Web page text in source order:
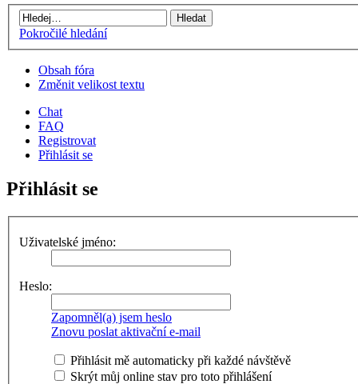
Pokročilé hledání
Obsah fóra
Změnit velikost textu
Chat
FAQ
Registrovat
Přihlásit se
Přihlásit se
Uživatelské jméno:
Heslo:
Zapomněl(a) jsem heslo
Znovu poslat aktivační e-mail
Přihlásit mě automaticky při každé návštěvě
Skrýt můj online stav pro toto přihlášení